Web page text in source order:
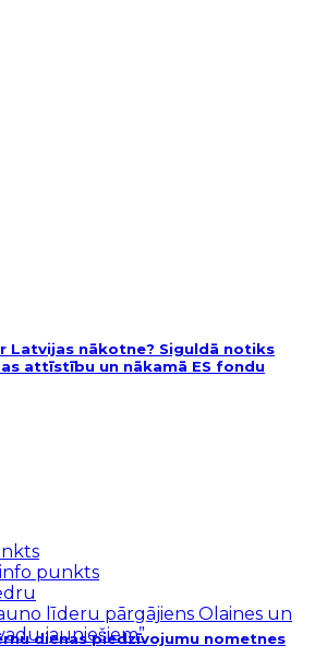
Latvijas nākotne? Siguldā notiks
attīstību un nākamā ES fondu
dienas piedzīvojumu nometnes
info punkts
līderu pārgājiens Olaines un
jauniešiem”